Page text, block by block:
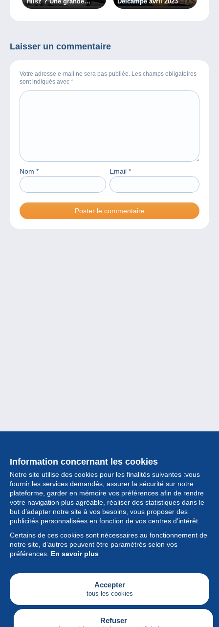
dame de l’aérophilatélie
Laisser un commentaire
Votre adresse e-mail ne sera pas publiée. Les champs obligatoires
sont indiqués avec *
Nom * Email *
Information concernant les cookies
Notre site utilise des cookies pour les finalités suivantes :vous
fournir les services demandés, assurer la sécurité sur notre
plateforme, garder en mémoire vos préférences afin de rendre
votre navigation plus agréable, réaliser des statistiques dans le
but d’adapter notre site à vos besoins, vous proposer des
publicités personnalisées en fonction de vos centres d’intérêt.
Certains de ces cookies sont nécessaires au fonctionnement de
notre site, d’autres peuvent être paramétrés selon vos
préférences. En savoir plus
Accepter
tous les cookies
Refuser
Collection
Actualités
Fonctionnalités
Société
Services
Articles